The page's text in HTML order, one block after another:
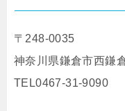
〒248-0035
神奈川県鎌倉市西鎌
TEL0467-31-9090